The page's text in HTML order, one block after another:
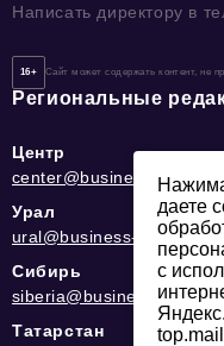
Написать директору в
16+ Сайт может содержать контент, не
Региональные
Центр
center@business-
Урал
ural@business-
Сибирь
siberia@business-
Татарстан
даете
с